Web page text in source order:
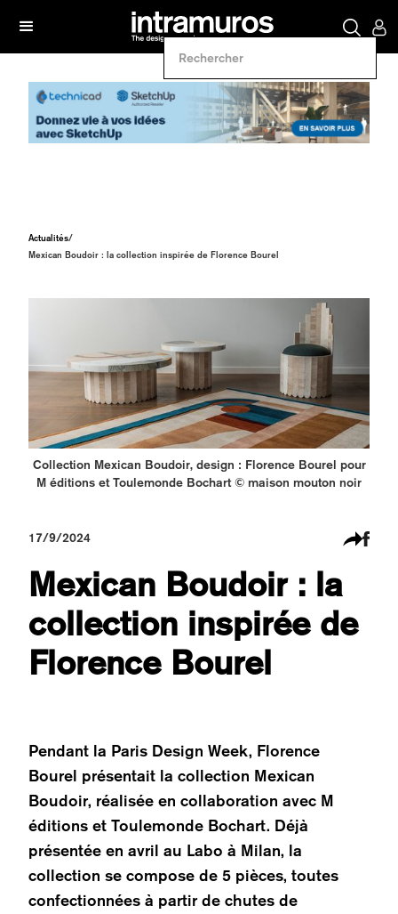
Actualités/
Mexican Boudoir : la collection inspirée de Florence Bourel
Collection Mexican Boudoir, design : Florence Bourel pour
M éditions et Toulemonde Bochart © maison mouton noir
17/9/2024
Mexican Boudoir : la
collection inspirée de
Florence Bourel
Pendant la Paris Design Week, Florence
Bourel présentait la collection Mexican
Boudoir, réalisée en collaboration avec M
éditions et Toulemonde Bochart. Déjà
présentée en avril au Labo à Milan, la
collection se compose de 5 pièces, toutes
confectionnées à partir de chutes de